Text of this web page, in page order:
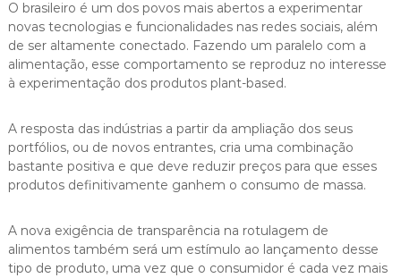
O brasileiro é um dos povos mais abertos a experimentar
novas tecnologias e funcionalidades nas redes sociais, além
de ser altamente conectado. Fazendo um paralelo com a
alimentação, esse comportamento se reproduz no interesse
à experimentação dos produtos plant-based.
A resposta das indústrias a partir da ampliação dos seus
portfólios, ou de novos entrantes, cria uma combinação
bastante positiva e que deve reduzir preços para que esses
produtos definitivamente ganhem o consumo de massa.
A nova exigência de transparência na rotulagem de
alimentos também será um estímulo ao lançamento desse
tipo de produto, uma vez que o consumidor é cada vez mais